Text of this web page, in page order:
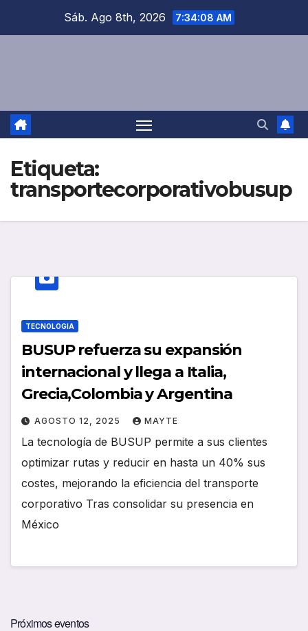
Sáb. Ago 8th, 2026 7:34:08 AM
Etiqueta:
transportecorporativobusup
TECNOLOGIA
BUSUP refuerza su expansión
internacional y llega a Italia,
Grecia,Colombia y Argentina
AGOSTO 12, 2025 MAYTE
La tecnología de BUSUP permite a sus clientes
optimizar rutas y reducir en hasta un 40% sus
costes, mejorando la eficiencia del transporte
corporativo Tras consolidar su presencia en
México
Próximos eventos